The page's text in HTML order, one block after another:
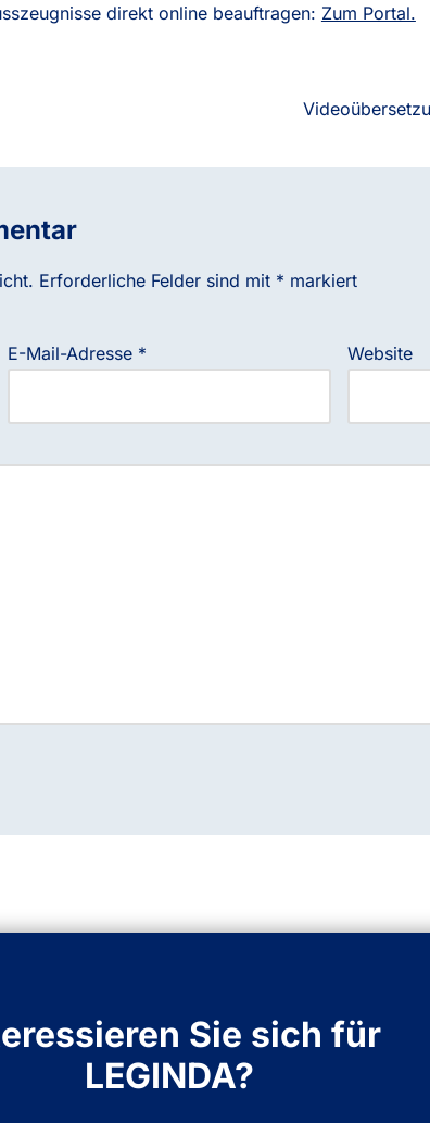
direkt online beauftragen: Zum Portal.
Erforderliche Felder sind mit * markiert
E-Mail-Adresse * Website
Sie sich für
LEGINDA?